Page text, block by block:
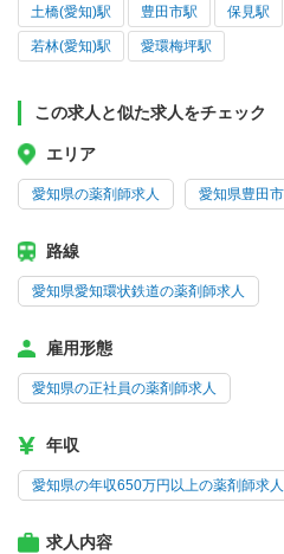
土橋(愛知)駅 豊田市駅 保見駅
若林(愛知)駅 愛環梅坪駅
この求人と似た求人をチェック
エリア
愛知県の薬剤師求人 愛知県豊田
路線
愛知県愛知環状鉄道の薬剤師求人
雇用形態
愛知県の正社員の薬剤師求人
年収
愛知県の年収650万円以上の薬剤師求人
求人内容